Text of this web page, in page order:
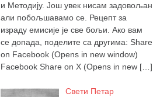
и Методију. Још увек нисам задовољан
али побољшавамо се. Рецепт за
израду емисије је све бољи. Ако вам
се допада, поделите са другима: Share
on Facebook (Opens in new window)
Facebook Share on X (Opens in new […]
Свети Петар